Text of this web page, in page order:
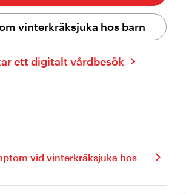
vinterkräksjuka hos barn
ett digitalt vårdbesök
vid vinterkräksjuka hos